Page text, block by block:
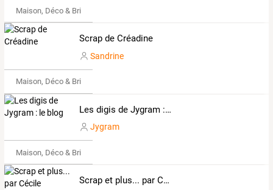
Maison, Déco & Bricolage
Scrap de Créadine
Sandrine
Maison, Déco & Bricolage
Les digis de Jygram : le blog
Jygram
Maison, Déco & Bricolage
Scrap et plus... par Cécile